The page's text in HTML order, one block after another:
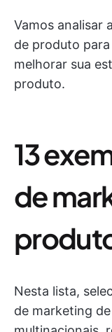
Vamos analisar
de produto
melhorar sua
produto.
13
de
Nesta lista,
de marketing